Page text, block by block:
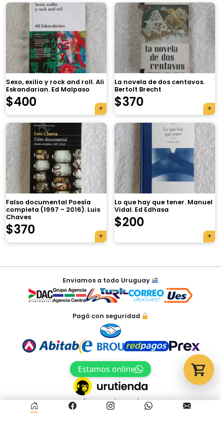
Sexo, exilio y rock and roll. Ali
Eskandarian. Ed Malpaso
$400
La novela de dos centavos.
Bertolt Brecht
$370
Falso documental Poesía
completa (1997 – 2016). Luis
Chaves
$370
Lo que hay que tener. Manuel
Vidal. Ed Edhasa
$200
Navegación
entradas
Enviamos a todo Uruguay
Pagá con seguridad
Estamos online
Acceso al panel
×
Tu carrito está vacío.
Agregá un producto y aparecerá acá
automáticamente.